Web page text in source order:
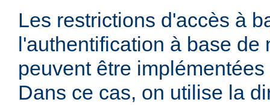
Les restrictions d'accès à
l'authentification à base de
peuvent être
Dans ce cas, on utilise la